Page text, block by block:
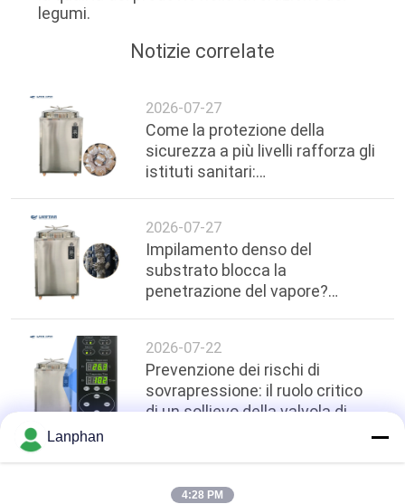
legumi.
Notizie correlate
2026-07-27
Come la protezione della
sicurezza a più livelli rafforza gli
istituti sanitari:
elevate in autoclavi da 200 litri
2026-07-27
Impilamento denso del
substrato blocca la
penetrazione del vapore?
dell'uniformità della
temperatura in autoclavi
verticali da 200L
2026-07-22
Prevenzione dei rischi di
sovrapressione: il ruolo critico
di un sollievo della valvola di
top
Lanphan
4:28 PM